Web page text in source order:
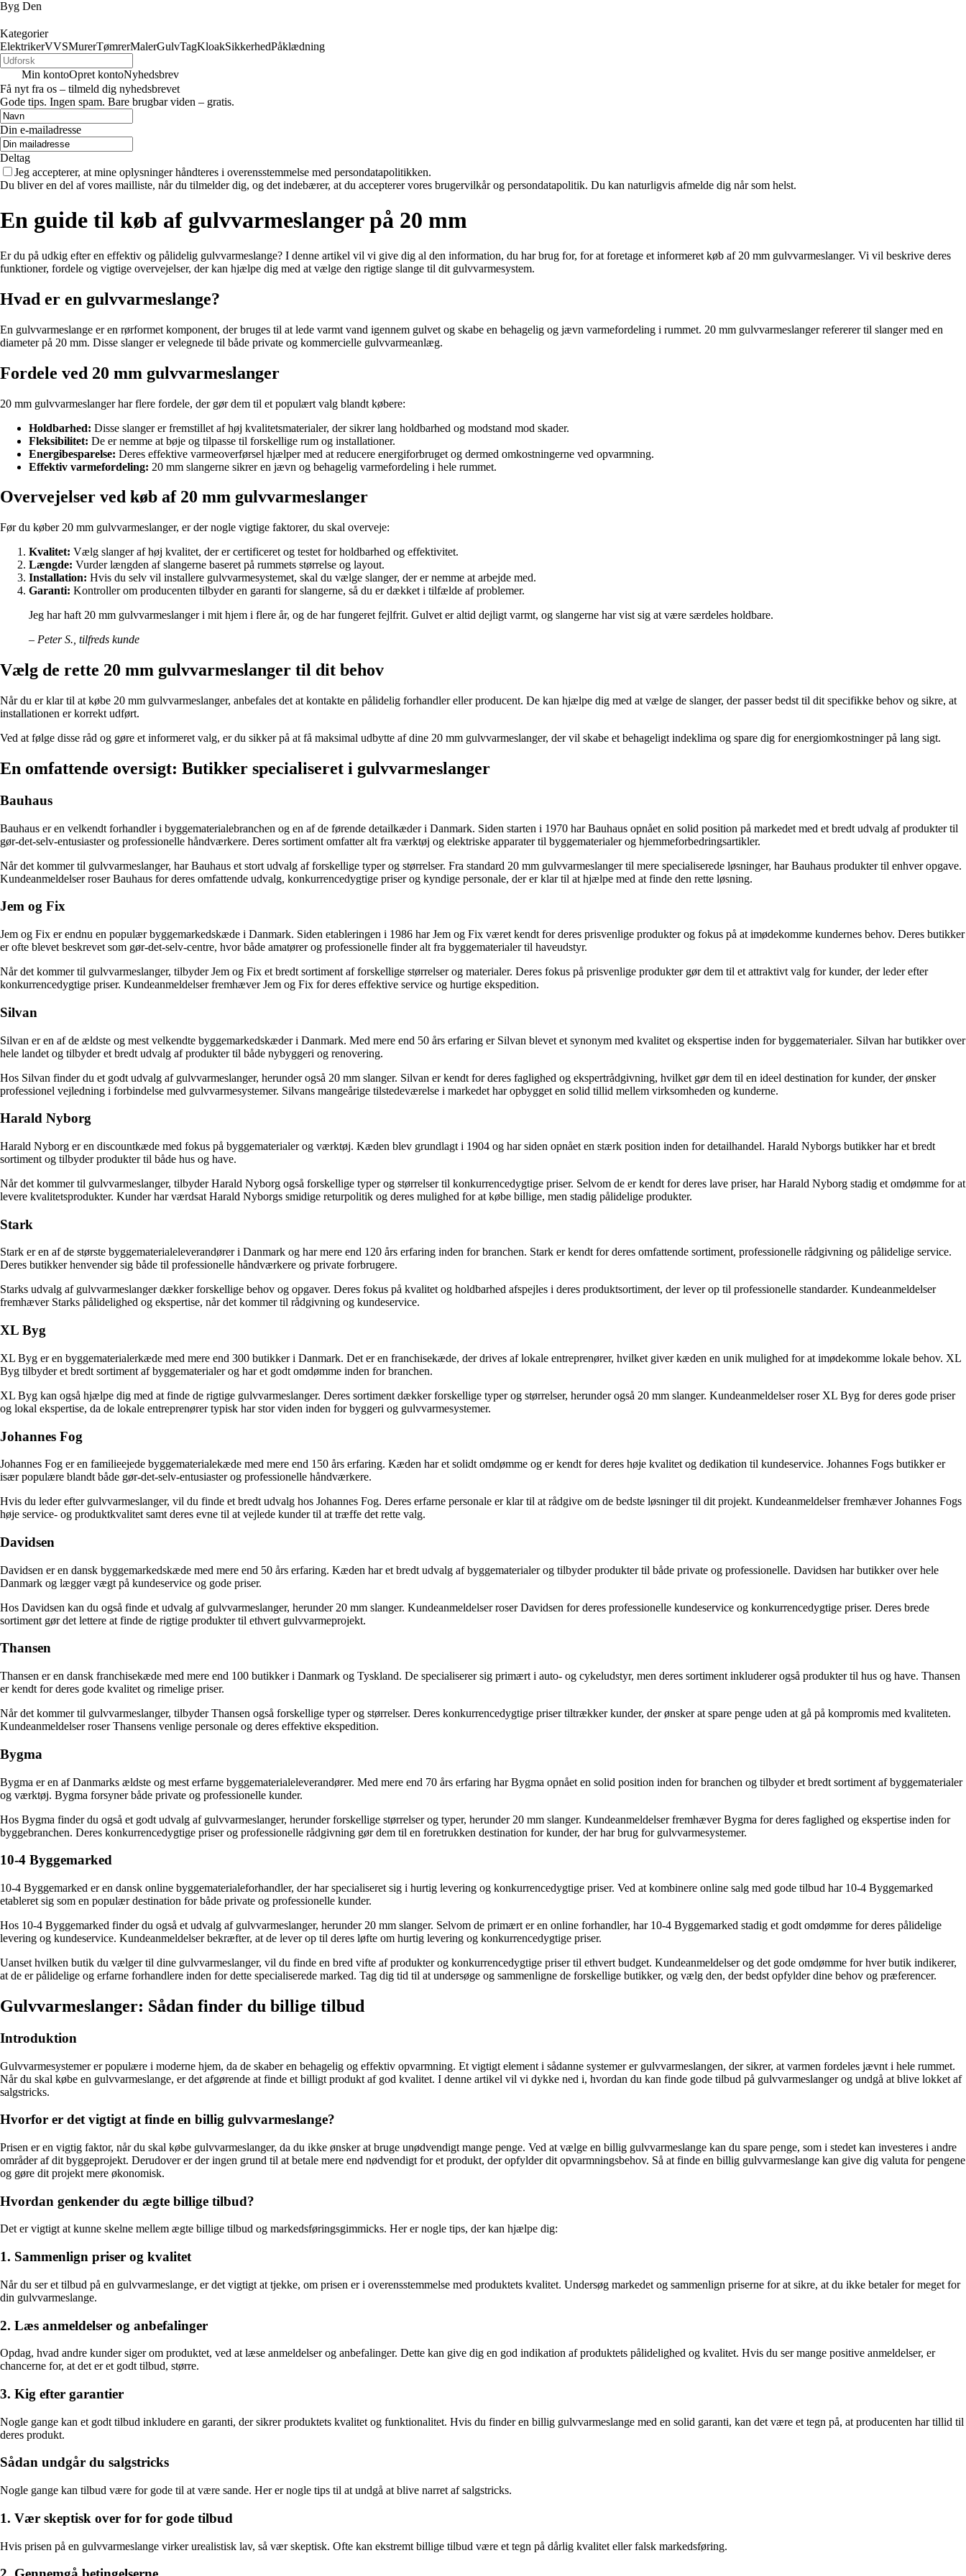
Byg Den
Kategorier
ElektrikerVVSMurerTømrerMalerGulvTagKloakSikkerhedPåklædning
Min kontoOpret kontoNyhedsbrev
Få nyt fra os – tilmeld dig nyhedsbrevet
Gode tips. Ingen spam. Bare brugbar viden – gratis.
Din e-mailadresse
Deltag
Jeg accepterer, at mine oplysninger håndteres i overensstemmelse med persondatapolitikken.
Du bliver en del af vores mailliste, når du tilmelder dig, og det indebærer, at du accepterer vores brugervilkår og persondatapolitik. Du kan naturligvis afmelde dig når som helst.
En guide til køb af gulvvarmeslanger på 20 mm
Er du på udkig efter en effektiv og pålidelig gulvvarmeslange? I denne artikel vil vi give dig al den information, du har brug for, for at foretage et informeret køb af 20 mm gulvvarmeslanger. Vi vil beskrive deres
funktioner, fordele og vigtige overvejelser, der kan hjælpe dig med at vælge den rigtige slange til dit gulvvarmesystem.
Hvad er en gulvvarmeslange?
En gulvvarmeslange er en rørformet komponent, der bruges til at lede varmt vand igennem gulvet og skabe en behagelig og jævn varmefordeling i rummet. 20 mm gulvvarmeslanger refererer til slanger med en
diameter på 20 mm. Disse slanger er velegnede til både private og kommercielle gulvvarmeanlæg.
Fordele ved 20 mm gulvvarmeslanger
20 mm gulvvarmeslanger har flere fordele, der gør dem til et populært valg blandt købere:
Holdbarhed: Disse slanger er fremstillet af høj kvalitetsmaterialer, der sikrer lang holdbarhed og modstand mod skader.
Fleksibilitet: De er nemme at bøje og tilpasse til forskellige rum og installationer.
Energibesparelse: Deres effektive varmeoverførsel hjælper med at reducere energiforbruget og dermed omkostningerne ved opvarmning.
Effektiv varmefordeling: 20 mm slangerne sikrer en jævn og behagelig varmefordeling i hele rummet.
Overvejelser ved køb af 20 mm gulvvarmeslanger
Før du køber 20 mm gulvvarmeslanger, er der nogle vigtige faktorer, du skal overveje:
Kvalitet: Vælg slanger af høj kvalitet, der er certificeret og testet for holdbarhed og effektivitet.
Længde: Vurder længden af slangerne baseret på rummets størrelse og layout.
Installation: Hvis du selv vil installere gulvvarmesystemet, skal du vælge slanger, der er nemme at arbejde med.
Garanti: Kontroller om producenten tilbyder en garanti for slangerne, så du er dækket i tilfælde af problemer.
Jeg har haft 20 mm gulvvarmeslanger i mit hjem i flere år, og de har fungeret fejlfrit. Gulvet er altid dejligt varmt, og slangerne har vist sig at være særdeles holdbare.
– Peter S., tilfreds kunde
Vælg de rette 20 mm gulvvarmeslanger til dit behov
Når du er klar til at købe 20 mm gulvvarmeslanger, anbefales det at kontakte en pålidelig forhandler eller producent. De kan hjælpe dig med at vælge de slanger, der passer bedst til dit specifikke behov og sikre, at
installationen er korrekt udført.
Ved at følge disse råd og gøre et informeret valg, er du sikker på at få maksimal udbytte af dine 20 mm gulvvarmeslanger, der vil skabe et behageligt indeklima og spare dig for energiomkostninger på lang sigt.
En omfattende oversigt: Butikker specialiseret i gulvvarmeslanger
Bauhaus
Bauhaus er en velkendt forhandler i byggematerialebranchen og en af de førende detailkæder i Danmark. Siden starten i 1970 har Bauhaus opnået en solid position på markedet med et bredt udvalg af produkter til
gør-det-selv-entusiaster og professionelle håndværkere. Deres sortiment omfatter alt fra værktøj og elektriske apparater til byggematerialer og hjemmeforbedringsartikler.
Når det kommer til gulvvarmeslanger, har Bauhaus et stort udvalg af forskellige typer og størrelser. Fra standard 20 mm gulvvarmeslanger til mere specialiserede løsninger, har Bauhaus produkter til enhver opgave.
Kundeanmeldelser roser Bauhaus for deres omfattende udvalg, konkurrencedygtige priser og kyndige personale, der er klar til at hjælpe med at finde den rette løsning.
Jem og Fix
Jem og Fix er endnu en populær byggemarkedskæde i Danmark. Siden etableringen i 1986 har Jem og Fix været kendt for deres prisvenlige produkter og fokus på at imødekomme kundernes behov. Deres butikker
er ofte blevet beskrevet som gør-det-selv-centre, hvor både amatører og professionelle finder alt fra byggematerialer til haveudstyr.
Når det kommer til gulvvarmeslanger, tilbyder Jem og Fix et bredt sortiment af forskellige størrelser og materialer. Deres fokus på prisvenlige produkter gør dem til et attraktivt valg for kunder, der leder efter
konkurrencedygtige priser. Kundeanmeldelser fremhæver Jem og Fix for deres effektive service og hurtige ekspedition.
Silvan
Silvan er en af de ældste og mest velkendte byggemarkedskæder i Danmark. Med mere end 50 års erfaring er Silvan blevet et synonym med kvalitet og ekspertise inden for byggematerialer. Silvan har butikker over
hele landet og tilbyder et bredt udvalg af produkter til både nybyggeri og renovering.
Hos Silvan finder du et godt udvalg af gulvvarmeslanger, herunder også 20 mm slanger. Silvan er kendt for deres faglighed og ekspertrådgivning, hvilket gør dem til en ideel destination for kunder, der ønsker
professionel vejledning i forbindelse med gulvvarmesystemer. Silvans mangeårige tilstedeværelse i markedet har opbygget en solid tillid mellem virksomheden og kunderne.
Harald Nyborg
Harald Nyborg er en discountkæde med fokus på byggematerialer og værktøj. Kæden blev grundlagt i 1904 og har siden opnået en stærk position inden for detailhandel. Harald Nyborgs butikker har et bredt
sortiment og tilbyder produkter til både hus og have.
Når det kommer til gulvvarmeslanger, tilbyder Harald Nyborg også forskellige typer og størrelser til konkurrencedygtige priser. Selvom de er kendt for deres lave priser, har Harald Nyborg stadig et omdømme for at
levere kvalitetsprodukter. Kunder har værdsat Harald Nyborgs smidige returpolitik og deres mulighed for at købe billige, men stadig pålidelige produkter.
Stark
Stark er en af de største byggematerialeleverandører i Danmark og har mere end 120 års erfaring inden for branchen. Stark er kendt for deres omfattende sortiment, professionelle rådgivning og pålidelige service.
Deres butikker henvender sig både til professionelle håndværkere og private forbrugere.
Starks udvalg af gulvvarmeslanger dækker forskellige behov og opgaver. Deres fokus på kvalitet og holdbarhed afspejles i deres produktsortiment, der lever op til professionelle standarder. Kundeanmeldelser
fremhæver Starks pålidelighed og ekspertise, når det kommer til rådgivning og kundeservice.
XL Byg
XL Byg er en byggematerialerkæde med mere end 300 butikker i Danmark. Det er en franchisekæde, der drives af lokale entreprenører, hvilket giver kæden en unik mulighed for at imødekomme lokale behov. XL
Byg tilbyder et bredt sortiment af byggematerialer og har et godt omdømme inden for branchen.
XL Byg kan også hjælpe dig med at finde de rigtige gulvvarmeslanger. Deres sortiment dækker forskellige typer og størrelser, herunder også 20 mm slanger. Kundeanmeldelser roser XL Byg for deres gode priser
og lokal ekspertise, da de lokale entreprenører typisk har stor viden inden for byggeri og gulvvarmesystemer.
Johannes Fog
Johannes Fog er en familieejede byggematerialekæde med mere end 150 års erfaring. Kæden har et solidt omdømme og er kendt for deres høje kvalitet og dedikation til kundeservice. Johannes Fogs butikker er
især populære blandt både gør-det-selv-entusiaster og professionelle håndværkere.
Hvis du leder efter gulvvarmeslanger, vil du finde et bredt udvalg hos Johannes Fog. Deres erfarne personale er klar til at rådgive om de bedste løsninger til dit projekt. Kundeanmeldelser fremhæver Johannes Fogs
høje service- og produktkvalitet samt deres evne til at vejlede kunder til at træffe det rette valg.
Davidsen
Davidsen er en dansk byggemarkedskæde med mere end 50 års erfaring. Kæden har et bredt udvalg af byggematerialer og tilbyder produkter til både private og professionelle. Davidsen har butikker over hele
Danmark og lægger vægt på kundeservice og gode priser.
Hos Davidsen kan du også finde et udvalg af gulvvarmeslanger, herunder 20 mm slanger. Kundeanmeldelser roser Davidsen for deres professionelle kundeservice og konkurrencedygtige priser. Deres brede
sortiment gør det lettere at finde de rigtige produkter til ethvert gulvvarmeprojekt.
Thansen
Thansen er en dansk franchisekæde med mere end 100 butikker i Danmark og Tyskland. De specialiserer sig primært i auto- og cykeludstyr, men deres sortiment inkluderer også produkter til hus og have. Thansen
er kendt for deres gode kvalitet og rimelige priser.
Når det kommer til gulvvarmeslanger, tilbyder Thansen også forskellige typer og størrelser. Deres konkurrencedygtige priser tiltrækker kunder, der ønsker at spare penge uden at gå på kompromis med kvaliteten.
Kundeanmeldelser roser Thansens venlige personale og deres effektive ekspedition.
Bygma
Bygma er en af Danmarks ældste og mest erfarne byggematerialeleverandører. Med mere end 70 års erfaring har Bygma opnået en solid position inden for branchen og tilbyder et bredt sortiment af byggematerialer
og værktøj. Bygma forsyner både private og professionelle kunder.
Hos Bygma finder du også et godt udvalg af gulvvarmeslanger, herunder forskellige størrelser og typer, herunder 20 mm slanger. Kundeanmeldelser fremhæver Bygma for deres faglighed og ekspertise inden for
byggebranchen. Deres konkurrencedygtige priser og professionelle rådgivning gør dem til en foretrukken destination for kunder, der har brug for gulvvarmesystemer.
10-4 Byggemarked
10-4 Byggemarked er en dansk online byggematerialeforhandler, der har specialiseret sig i hurtig levering og konkurrencedygtige priser. Ved at kombinere online salg med gode tilbud har 10-4 Byggemarked
etableret sig som en populær destination for både private og professionelle kunder.
Hos 10-4 Byggemarked finder du også et udvalg af gulvvarmeslanger, herunder 20 mm slanger. Selvom de primært er en online forhandler, har 10-4 Byggemarked stadig et godt omdømme for deres pålidelige
levering og kundeservice. Kundeanmeldelser bekræfter, at de lever op til deres løfte om hurtig levering og konkurrencedygtige priser.
Uanset hvilken butik du vælger til dine gulvvarmeslanger, vil du finde en bred vifte af produkter og konkurrencedygtige priser til ethvert budget. Kundeanmeldelser og det gode omdømme for hver butik indikerer,
at de er pålidelige og erfarne forhandlere inden for dette specialiserede marked. Tag dig tid til at undersøge og sammenligne de forskellige butikker, og vælg den, der bedst opfylder dine behov og præferencer.
Gulvvarmeslanger: Sådan finder du billige tilbud
Introduktion
Gulvvarmesystemer er populære i moderne hjem, da de skaber en behagelig og effektiv opvarmning. Et vigtigt element i sådanne systemer er gulvvarmeslangen, der sikrer, at varmen fordeles jævnt i hele rummet.
Når du skal købe en gulvvarmeslange, er det afgørende at finde et billigt produkt af god kvalitet. I denne artikel vil vi dykke ned i, hvordan du kan finde gode tilbud på gulvvarmeslanger og undgå at blive lokket af
salgstricks.
Hvorfor er det vigtigt at finde en billig gulvvarmeslange?
Prisen er en vigtig faktor, når du skal købe gulvvarmeslanger, da du ikke ønsker at bruge unødvendigt mange penge. Ved at vælge en billig gulvvarmeslange kan du spare penge, som i stedet kan investeres i andre
områder af dit byggeprojekt. Derudover er der ingen grund til at betale mere end nødvendigt for et produkt, der opfylder dit opvarmningsbehov. Så at finde en billig gulvvarmeslange kan give dig valuta for pengene
og gøre dit projekt mere økonomisk.
Hvordan genkender du ægte billige tilbud?
Det er vigtigt at kunne skelne mellem ægte billige tilbud og markedsføringsgimmicks. Her er nogle tips, der kan hjælpe dig:
1. Sammenlign priser og kvalitet
Når du ser et tilbud på en gulvvarmeslange, er det vigtigt at tjekke, om prisen er i overensstemmelse med produktets kvalitet. Undersøg markedet og sammenlign priserne for at sikre, at du ikke betaler for meget for
din gulvvarmeslange.
2. Læs anmeldelser og anbefalinger
Opdag, hvad andre kunder siger om produktet, ved at læse anmeldelser og anbefalinger. Dette kan give dig en god indikation af produktets pålidelighed og kvalitet. Hvis du ser mange positive anmeldelser, er
chancerne for, at det er et godt tilbud, større.
3. Kig efter garantier
Nogle gange kan et godt tilbud inkludere en garanti, der sikrer produktets kvalitet og funktionalitet. Hvis du finder en billig gulvvarmeslange med en solid garanti, kan det være et tegn på, at producenten har tillid til
deres produkt.
Sådan undgår du salgstricks
Nogle gange kan tilbud være for gode til at være sande. Her er nogle tips til at undgå at blive narret af salgstricks.
1. Vær skeptisk over for for gode tilbud
Hvis prisen på en gulvvarmeslange virker urealistisk lav, så vær skeptisk. Ofte kan ekstremt billige tilbud være et tegn på dårlig kvalitet eller falsk markedsføring.